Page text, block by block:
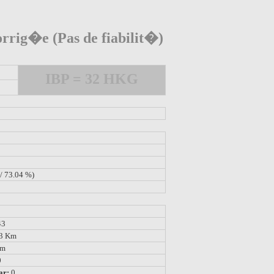
(Pas de fiabilit�)
73.04 %)
Km